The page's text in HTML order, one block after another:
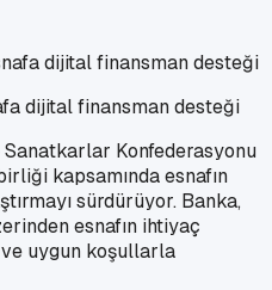
dijital finansman desteği
Konfederasyonu
kapsamında esnafın
sürdürüyor. Banka,
esnafın ihtiyaç
ve uygun koşullarla